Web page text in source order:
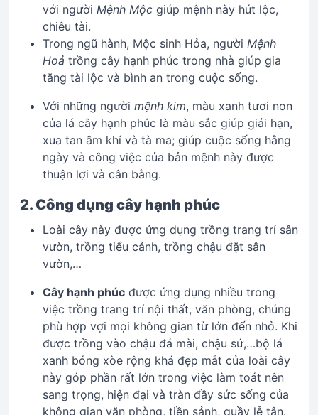
với người Mệnh Mộc giúp mệnh này hút lộc,
chiêu tài.
Trong ngũ hành, Mộc sinh Hỏa, người Mệnh
Hoả trồng cây hạnh phúc trong nhà giúp gia
tăng tài lộc và bình an trong cuộc sống.
Với những người mệnh kim, màu xanh tươi non
của lá cây hạnh phúc là màu sắc giúp giải hạn,
xua tan âm khí và tà ma; giúp cuộc sống hằng
ngày và công việc của bản mệnh này được
thuận lợi và cân bằng.
2. Công dụng cây hạnh phúc
Loài cây này được ứng dụng trồng trang trí sân
vườn, trồng tiểu cảnh, trồng chậu đặt sân
vườn,…
Cây hạnh phúc được ứng dụng nhiều trong
việc trồng trang trí nội thất, văn phòng, chúng
phù hợp vợi mọi không gian từ lớn đến nhỏ. Khi
được trồng vào chậu đá mài, chậu sứ,…bộ lá
xanh bóng xòe rộng khá đẹp mắt của loài cây
này góp phần rất lớn trong việc làm toát nên
sang trọng, hiện đại và tràn đầy sức sống của
không gian văn phòng, tiền sảnh, quầy lễ tân.